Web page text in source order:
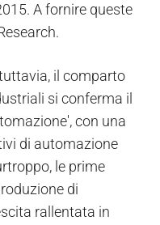
A fornire queste
il comparto
si conferma il
con una
di automazione
le prime
di
rallentata in